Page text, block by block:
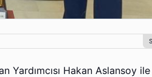
Yardımcısı Hakan Aslansoy ile